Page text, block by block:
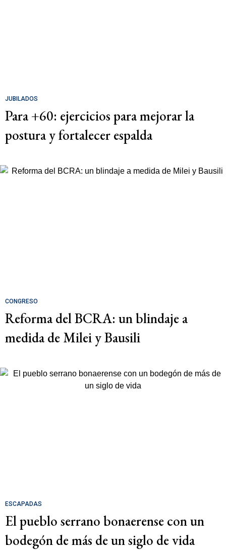
JUBILADOS
Para +60: ejercicios para mejorar la
postura y fortalecer espalda
CONGRESO
Reforma del BCRA: un blindaje a
medida de Milei y Bausili
ESCAPADAS
El pueblo serrano bonaerense con un
bodegón de más de un siglo de vida